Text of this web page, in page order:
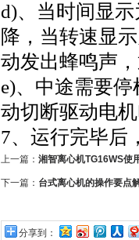
d)、当时间显
降，当转速显
动发出蜂鸣声
e)、中途需要
动切断驱动电
7、运行完毕后
上一篇： 湘智离心机TG16WS使
下一篇： 台式离心机的操作要点
分享到：